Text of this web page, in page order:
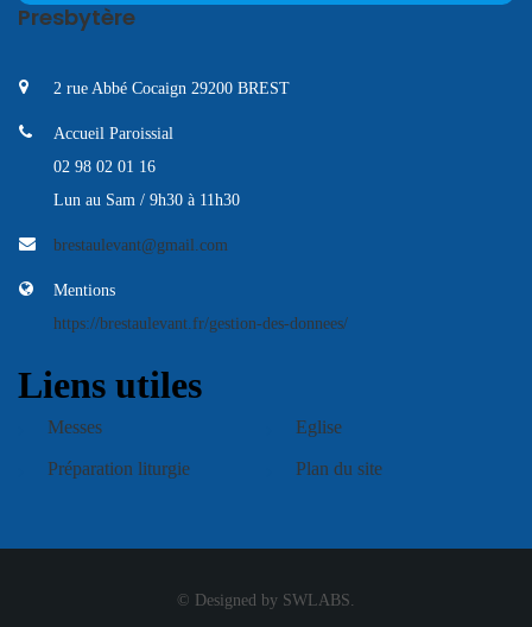
Presbytère
2 rue Abbé Cocaign 29200 BREST
Accueil Paroissial
02 98 02 01 16
Lun au Sam / 9h30 à 11h30
brestaulevant@gmail.com
Mentions
https://brestaulevant.fr/gestion-des-donnees/
Liens utiles
Messes Eglise
Préparation liturgie Plan du site
© Designed by SWLABS.